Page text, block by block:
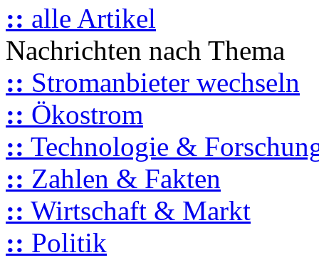
:: alle Artikel
Nachrichten nach Thema
:: Stromanbieter wechseln
:: Ökostrom
:: Technologie &
:: Zahlen & Fakten
:: Wirtschaft & Markt
:: Politik